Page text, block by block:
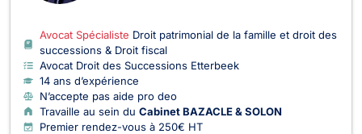
Avocat Spécialiste Droit patrimonial de la famille et droit des
successions & Droit fiscal
Avocat Droit des Successions Etterbeek
14 ans d’expérience
N’accepte pas aide pro deo
Travaille au sein du Cabinet BAZACLE & SOLON
Premier rendez-vous à 250€ HT